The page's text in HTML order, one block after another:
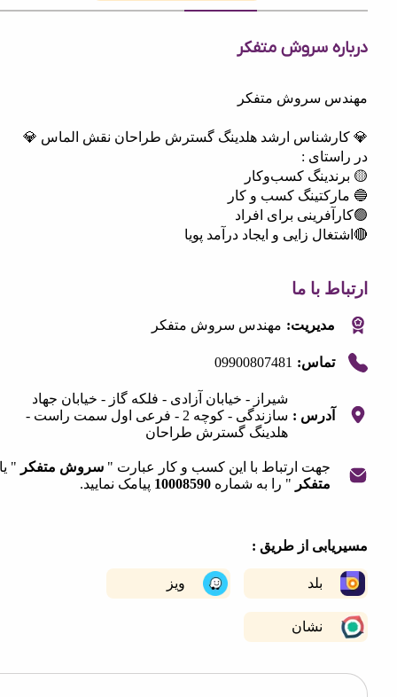
سروش متفکر
سروش متفکر
ارشد هلدینگ گسترش طراحان نقش الماس 💎
:
کسب‌وکار
کسب و کار
برای افراد
زایی و ایجاد درآمد پویا
با ما
مدیریت: مهندس سروش متفکر
تماس: 09900807481
آدرس :
شیراز - خیابان آزادی - فلکه گاز - خیابان جهاد
سازندگی - کوچه 2 - فرعی اول سمت راست -
هلدینگ گسترش طراحان
جهت ارتباط با این کسب و کار عبارت "سروش متفکر " یا "
متفکر" را به شماره 10008590 پیامک نمایید.
از طریق :
ویز
نشان